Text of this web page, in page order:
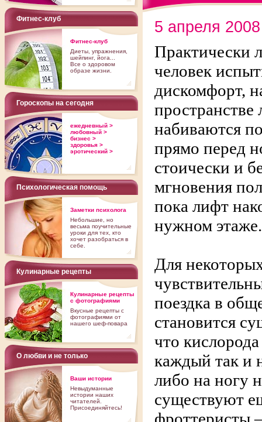
5 апреля 2008
Практически
человек
дискомфорт,
пространстве
набиваются
прямо перед
стоически и
мгновения
пока лифт
нужном этаже.
Для
поездка в
становится
что кислорода
каждый так и
либо на ногу
существуют
Фитнес-клуб
Фитнес-клуб
Диеты, упражнения,
шейпинг, йога...
Все о здоровом
образе жизни.
Гороскопы на сегодня
ежедневный >
любовный >
бизнес >
здоровья >
эротический >
Психологическая помощь
Заметки психолога
Небольшие, но
весьма поучительные
уроки для тех, кто
хочет разобраться в
себе.
Кулинарные рецепты
Кулинарные рецепты
с фотографиями
Вкусные рецепты с
фотографиями от
нашего шеф-повара
О любви и не только
Ваши истории
Невыдуманные
истории наших
читателей.
Присоединяйтесь!